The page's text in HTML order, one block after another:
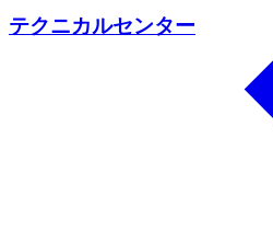
テクニカルセンター